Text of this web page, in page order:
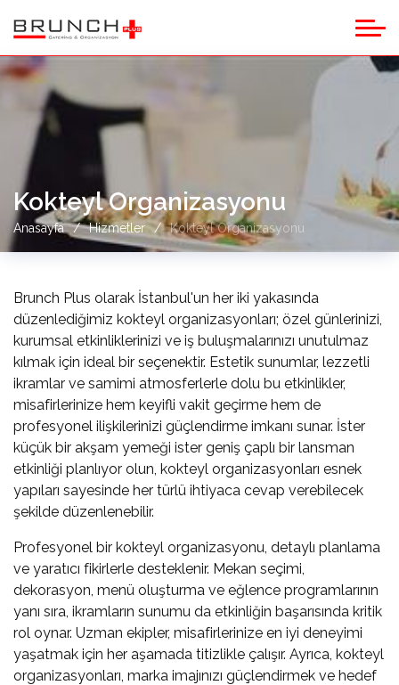
Kokteyl Organizasyonu
Anasayfa Hizmetler Kokteyl Organizasyonu
Brunch Plus olarak İstanbul'un her iki yakasında
düzenlediğimiz kokteyl organizasyonları; özel günlerinizi,
kurumsal etkinliklerinizi ve iş buluşmalarınızı unutulmaz
kılmak için ideal bir seçenektir. Estetik sunumlar, lezzetli
ikramlar ve samimi atmosferlerle dolu bu etkinlikler,
misafirlerinize hem keyifli vakit geçirme hem de
profesyonel ilişkilerinizi güçlendirme imkanı sunar. İster
küçük bir akşam yemeği ister geniş çaplı bir lansman
etkinliği planlıyor olun, kokteyl organizasyonları esnek
yapıları sayesinde her türlü ihtiyaca cevap verebilecek
şekilde düzenlenebilir.
Profesyonel bir kokteyl organizasyonu, detaylı planlama
ve yaratıcı fikirlerle desteklenir. Mekan seçimi,
dekorasyon, menü oluşturma ve eğlence programlarının
yanı sıra, ikramların sunumu da etkinliğin başarısında kritik
rol oynar. Uzman ekipler, misafirlerinize en iyi deneyimi
yaşatmak için her aşamada titizlikle çalışır. Ayrıca, kokteyl
organizasyonları, marka imajınızı güçlendirmek ve hedef